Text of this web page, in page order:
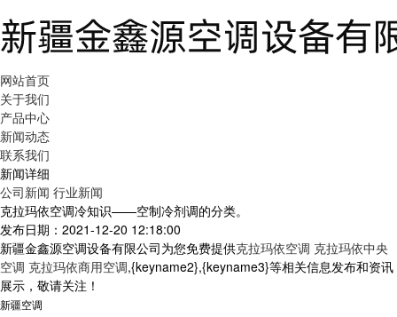
网站首页
关于我们
产品中心
新闻动态
联系我们
新闻详细
公司新闻 行业新闻
克拉玛依空调冷知识——空制冷剂调的分类。
发布日期：2021-12-20 12:18:00
新疆金鑫源空调设备有限公司为您免费提供克拉玛依空调 克拉玛依中央
空调 克拉玛依商用空调,{keyname2},{keyname3}等相关信息发布和资讯
展示，敬请关注！
新疆空调